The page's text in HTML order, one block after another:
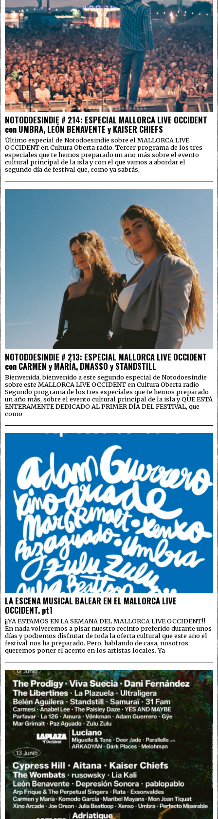
NOTODOESINDIE # 214: ESPECIAL MALLORCA LIVE OCCIDENT
con UMBRA, LEÓN BENAVENTE y KAISER CHIEFS
Último especial de Notodoesindie sobre el MALLORCA LIVE
OCCIDENT en Cultura Oberta radio. Tercer programa de los tres
especiales que te hemos preparado un año más sobre el evento
cultural principal de la isla y con el que vamos a abordar el
segundo día de festival que, como ya sabrás,
NOTODOESINDIE # 213: ESPECIAL MALLORCA LIVE OCCIDENT
con CARMEN y MARÍA, DMASSO y STANDSTILL
Bienvenida, bienvenido a este segundo especial de Notodoesindie
sobre este MALLORCA LIVE OCCIDENT en Cultura Oberta radio
Segundo programa de los tres especiales que te hemos preparado
un año más, sobre el evento cultural principal de la isla y QUE ESTÁ
ENTERAMENTE DEDICADO AL PRIMER DÍA DEL FESTIVAL, que
como
LA ESCENA MUSICAL BALEAR EN EL MALLORCA LIVE
OCCIDENT. pt1
¡¡YA ESTAMOS EN LA SEMANA DEL MALLORCA LIVE OCCIDENT!!
En nada volveremos a pisar nuestro recinto preferido durante unos
días y podremos disfrutar de toda la oferta cultural que este año el
festival nos ha preparado. Pero, hablando de casa, nosotros
queremos poner el acento en los artistas locales. Ya